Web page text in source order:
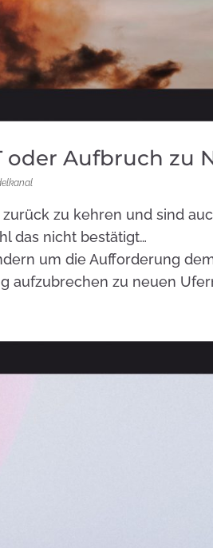
oder Aufbruch zu
zu kehren und sind
das nicht bestätigt…
um die Aufforderung
aufzubrechen zu neuen